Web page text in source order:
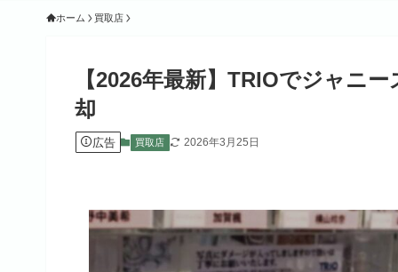
ホーム 買取店
【2026年最新】TRIOでジャニ
却
広告 買取店 2026年3月25日